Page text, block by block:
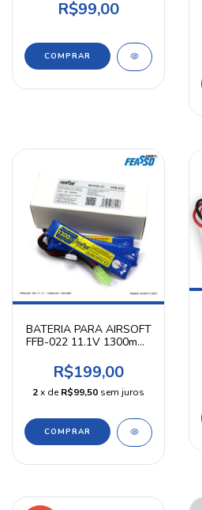
R$99,00
BATERIA PARA AIRSOFT
FFB-022 11.1V 1300mAh
R$199,00
2x deR$99,50 sem juros